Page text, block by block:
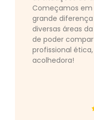
Começamos em
grande
diversas áreas
de poder
profissional
acolhedora!